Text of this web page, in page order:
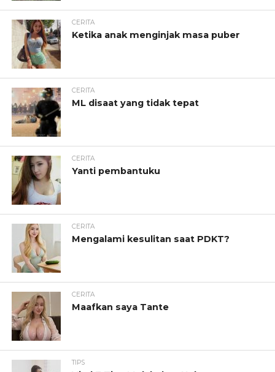
CERITA
Ketika anak menginjak masa puber
CERITA
ML disaat yang tidak tepat
CERITA
Yanti pembantuku
CERITA
Mengalami kesulitan saat PDKT?
CERITA
Maafkan saya Tante
TIPS